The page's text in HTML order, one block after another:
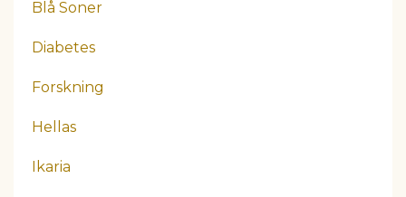
Blå Soner
Diabetes
Forskning
Hellas
Ikaria